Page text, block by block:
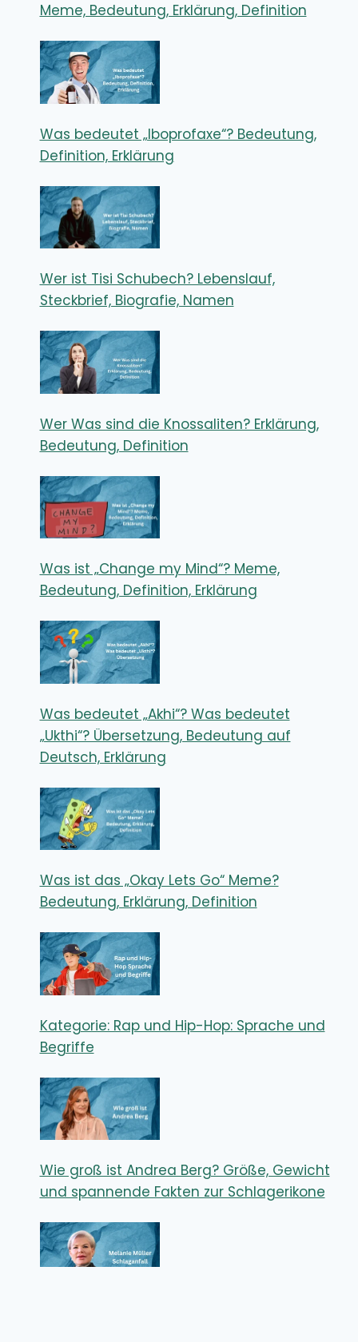
Meme, Bedeutung, Erklärung, Definition
Was bedeutet „Iboprofaxe“? Bedeutung,
Definition, Erklärung
Wer ist Tisi Schubech? Lebenslauf,
Steckbrief, Biografie, Namen
Wer Was sind die Knossaliten? Erklärung,
Bedeutung, Definition
Was ist „Change my Mind“? Meme,
Bedeutung, Definition, Erklärung
Was bedeutet „Akhi“? Was bedeutet
„Ukthi“? Übersetzung, Bedeutung auf
Deutsch, Erklärung
Was ist das „Okay Lets Go“ Meme?
Bedeutung, Erklärung, Definition
Kategorie: Rap und Hip-Hop: Sprache und
Begriffe
Wie groß ist Andrea Berg? Größe, Gewicht
und spannende Fakten zur Schlagerikone